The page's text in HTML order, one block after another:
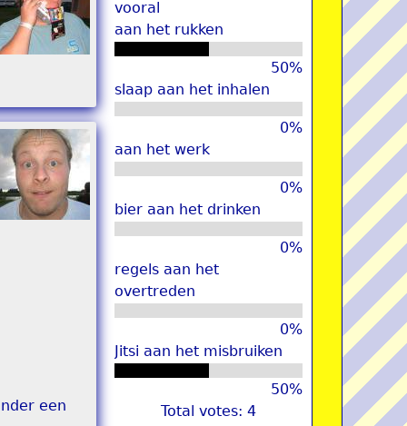
een
vooral
aan het rukken
50%
slaap aan het inhalen
0%
aan het werk
0%
bier aan het drinken
0%
regels aan het
overtreden
0%
Jitsi aan het misbruiken
50%
Total votes: 4